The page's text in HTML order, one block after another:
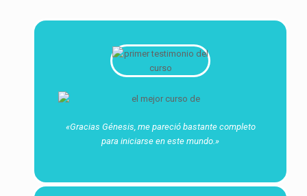
«Gracias Génesis, me pareció bastante completo
para iniciarse en este mundo.»